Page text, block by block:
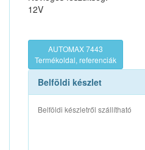
12V
AUTOMAX 7443
Termékoldal, referenciák
Belföldi készlet
Belföldi készletről szállítható